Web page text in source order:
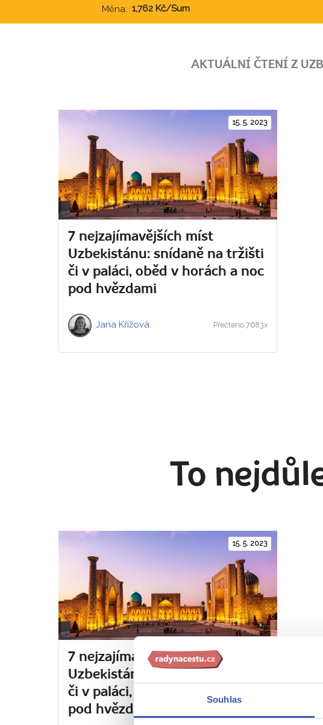
Souhlas
Měna: 1,762 Kč/Sum
AKTUÁLNÍ ČTENÍ Z
15. 5. 2023
7 nejzajímavějších míst
Uzbekistánu: snídaně na tržišti
či v paláci, oběd v horách a noc
pod hvězdami
Jana Křížová Přečteno 7683x
To
15. 5. 2023
7 nejzajímavějších míst
Uzbekistánu: snídaně na tržišti
či v paláci, oběd v horách a noc
pod hvězdami